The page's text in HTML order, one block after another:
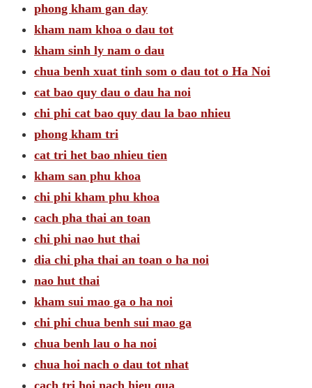
phong kham gan day
kham nam khoa o dau tot
kham sinh ly nam o dau
chua benh xuat tinh som o dau tot o Ha Noi
cat bao quy dau o dau ha noi
chi phi cat bao quy dau la bao nhieu
phong kham tri
cat tri het bao nhieu tien
kham san phu khoa
chi phi kham phu khoa
cach pha thai an toan
chi phi nao hut thai
dia chi pha thai an toan o ha noi
nao hut thai
kham sui mao ga o ha noi
chi phi chua benh sui mao ga
chua benh lau o ha noi
chua hoi nach o dau tot nhat
cach tri hoi nach hieu qua